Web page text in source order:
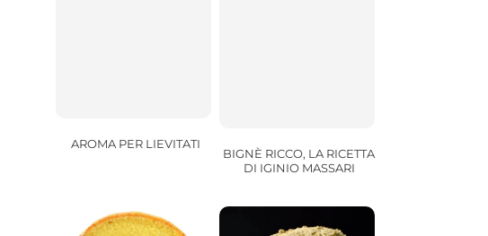
AROMA PER LIEVITATI
BIGNÈ RICCO, LA RICETTA
DI IGINIO MASSARI